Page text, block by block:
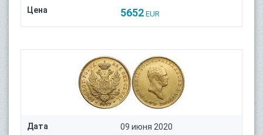
Цена 5652 EUR
Дата 09 июня 2020